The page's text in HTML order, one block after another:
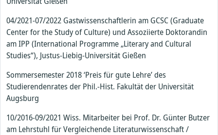
04/2021-07/2022 Gastwissenschaftlerin am GCSC (Graduate
Center for the Study of Culture) und Assoziierte Doktorandin
am IPP (International Programme „Literary and Cultural
Studies“), Justus-Liebig-Universität Gießen
Sommersemester 2018 ‘Preis für gute Lehre’ des
Studierendenrates der Phil.-Hist. Fakultät der Universität
Augsburg
10/2016-09/2021 Wiss. Mitarbeiter bei Prof. Dr. Günter Butzer
am Lehrstuhl für Vergleichende Literaturwissenschaft /